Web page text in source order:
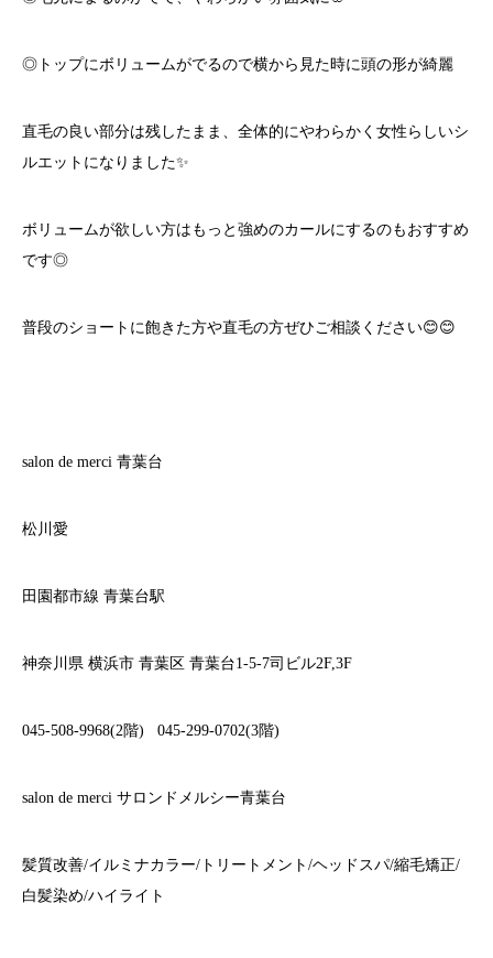
◎トップにボリュームがでるので横から見た時に頭の形が綺麗
直毛の良い部分は残したまま、全体的にやわらかく女性らしいシ
ルエットになりました✨
ボリュームが欲しい方はもっと強めのカールにするのもおすすめ
です◎
普段のショートに飽きた方や直毛の方ぜひご相談ください😊😊
salon de merci 青葉台
松川愛
田園都市線 青葉台駅
神奈川県 横浜市 青葉区 青葉台1-5-7司ビル2F,3F
045-508-9968(2 階) 045-299-0702(3階)
salon de merci サロンドメルシー青葉台
髪質改善/イルミナカラー/ トリートメント /ヘッドスパ/縮毛矯正/
白髪染め/ハイライト